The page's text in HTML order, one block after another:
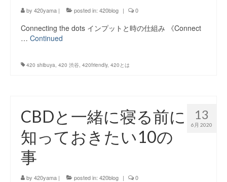
About:FOUR TWENTY SHIBUYA
YouTube:420shibuya
by 420yama | posted in: 420blog | 0
Connecting the dots インプットと時の仕組み 《Connect
… Continued
420 shibuya, 420 渋谷, 420friendly, 420とは
13
6月 2020
CBDと一緒に寝る前に
知っておきたい10の
事
by 420yama | posted in: 420blog | 0